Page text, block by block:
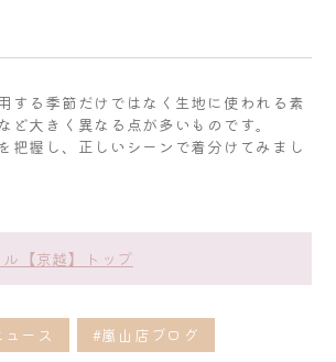
する季節だけではなく生地に使われる素
ど大きく異なる点が多いものです。
把握し、正しいシーンで着分けてみまし
【京越】トップ
ース #嵐山店ブログ